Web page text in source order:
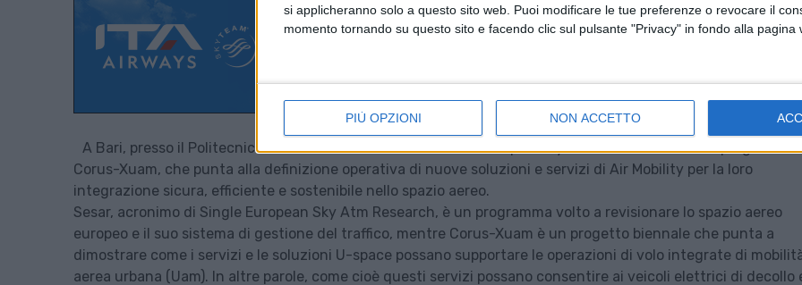
si applicheranno solo a questo sito web. Puoi modificare le tue preferenze o revocare il
momento tornando su questo sito e facendo clic sul pulsante "Privacy" in fondo alla pagina
PIÙ OPZIONI NON ACCETTO
A Bari, presso il Politecnico, si è svolto lo scorso 14 settembre l’open day del cluster italiano del progetto
Corus-Xuam, che punta alla definizione operativa di nuove soluzioni e servizi di Air Mobility per la loro
integrazione sicura, efficiente e sostenibile nello spazio aereo.
Sesar, acronimo di Single European Sky Atm Research, è un programma volto a revisionare lo spazio aereo
europeo e il suo sistema di gestione del traffico, mentre Corus-Xuam è un progetto biennale che punta a
dimostrare come i servizi e le soluzioni U-space possano supportare le operazioni di volo integrate di
aerea urbana (Uam). In altre parole, come cioè questi servizi possano consentire ai veicoli elettrici di decollo